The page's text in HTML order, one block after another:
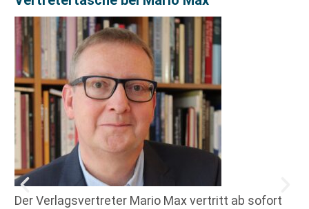
Der Verlagsvertreter Mario Max vertritt ab sofort